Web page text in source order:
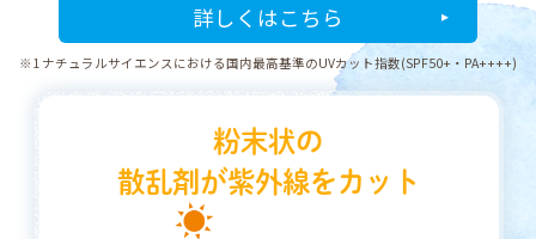
詳しくはこちら
※1 ナチュラルサイエンスにおける国内最高基準のUVカット指数(SPF50+・PA++++)
粉末状の
散乱剤が紫外線をカット